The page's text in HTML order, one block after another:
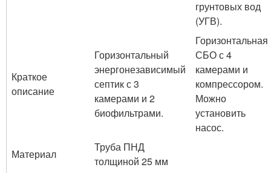
грунтовых вод
(УГВ).
Краткое
описание
Горизонтальный
энергонезависимый
септик с 3
камерами и 2
биофильтрами.
Горизонтальная
СБО с 4
камерами и
компрессором.
Можно
установить
насос.
Материал
Труба ПНД
толщиной 25 мм